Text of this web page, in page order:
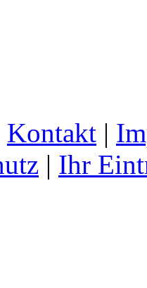
Kontakt |
| Ihr